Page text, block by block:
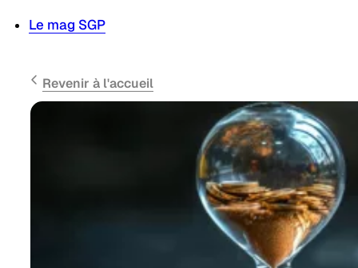
Le mag SGP
Revenir à l'accueil